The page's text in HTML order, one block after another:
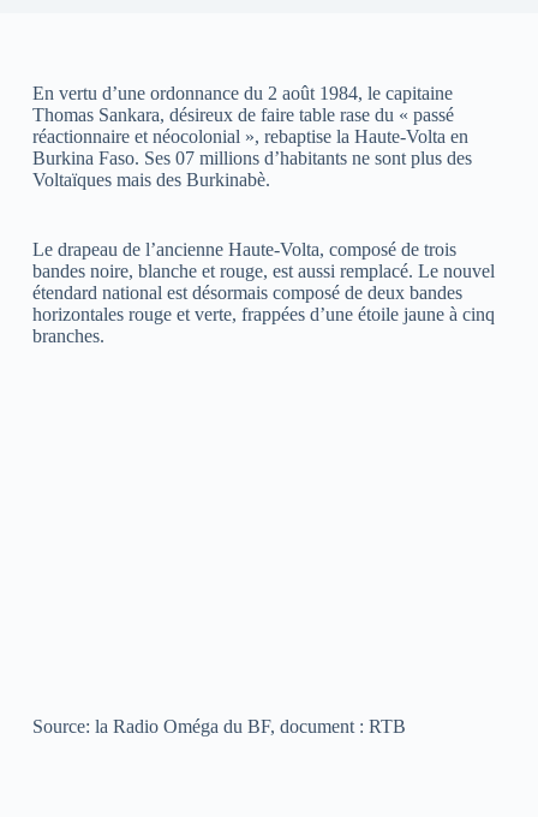
En vertu d’une ordonnance du 2 août 1984, le capitaine
Thomas Sankara, désireux de faire table rase du « passé
réactionnaire et néocolonial », rebaptise la Haute-Volta en
Burkina Faso. Ses 07 millions d’habitants ne sont plus des
Voltaïques mais des Burkinabè.
Le drapeau de l’ancienne Haute-Volta, composé de trois
bandes noire, blanche et rouge, est aussi remplacé. Le nouvel
étendard national est désormais composé de deux bandes
horizontales rouge et verte, frappées d’une étoile jaune à cinq
branches.
Source: la Radio Oméga du BF, document : RTB